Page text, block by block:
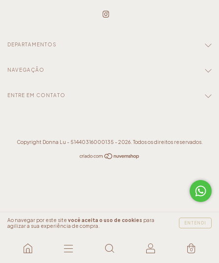
Ao navegar por este site você aceita o uso de cookies para
agilizar a sua experiência de compra.
ENTENDI
0
DEPARTAMENTOS
NAVEGAÇÃO
ENTRE EM CONTATO
Copyright Donna Lu - 51440316000135 - 2026. Todos os direitos reservados.